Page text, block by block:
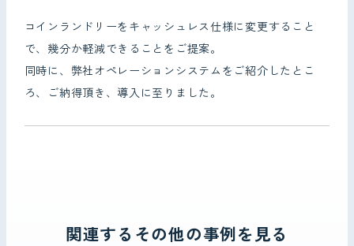
コインランドリーをキャッシュレス仕様に変更すること
で、幾分か軽減できることをご提案。
同時に、弊社オペレーションシステムをご紹介したとこ
ろ、ご納得頂き、導入に至りました。
関連するその他の事例を見る